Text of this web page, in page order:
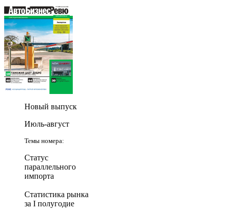
Новый выпуск
Июль-август
Темы номера:
Статус
параллельного
импорта
Статистика рынка
за I полугодие